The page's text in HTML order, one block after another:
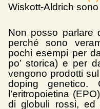
Wiskott-Aldrich
Non posso parlare
perché sono
pochi esempi per
po’ storica) e per
vengono prodotti
doping
l’eritropoietina
di globuli rossi, ed